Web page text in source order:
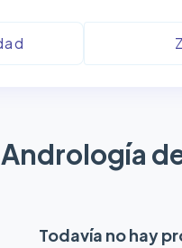
Andrología
Todavía no hay